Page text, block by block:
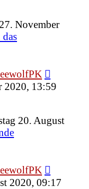
November
2020, 13:59
20. August
2020, 09:17